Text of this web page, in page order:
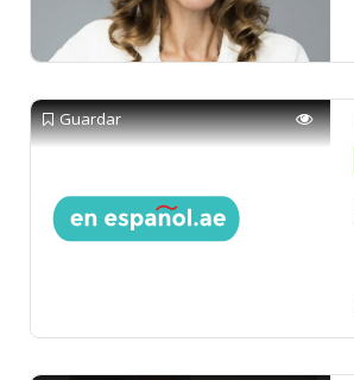
Guardar